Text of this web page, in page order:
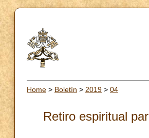
Home > Boletín > 2019 > 04
Retiro espiritual